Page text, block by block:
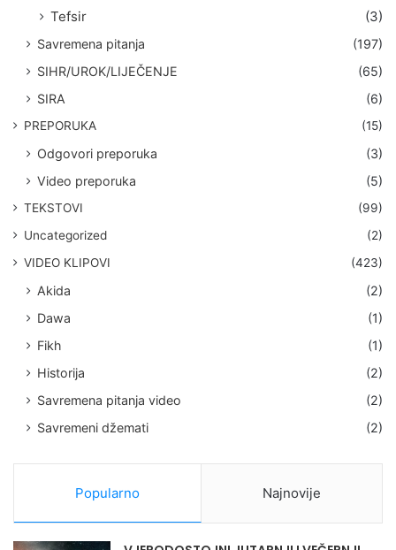
Tefsir
(3)
Savremena pitanja
(197)
SIHR/UROK/LIJEČENJE
(65)
SIRA
(6)
PREPORUKA (15)
Odgovori preporuka
(3)
Video preporuka
(5)
TEKSTOVI
(99)
Uncategorized
(2)
VIDEO KLIPOVI
(423)
Akida
(2)
Dawa
(1)
Fikh
(1)
Historija
(2)
Savremena pitanja video
(2)
Savremeni džemati
(2)
Popularno Najnovije